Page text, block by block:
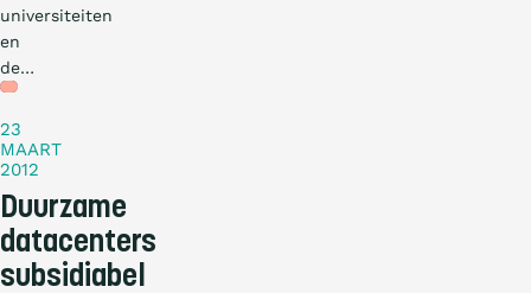
universiteiten
en
de…Nieuws
23
MAART
2012
Duurzame
datacenters
subsidiabel